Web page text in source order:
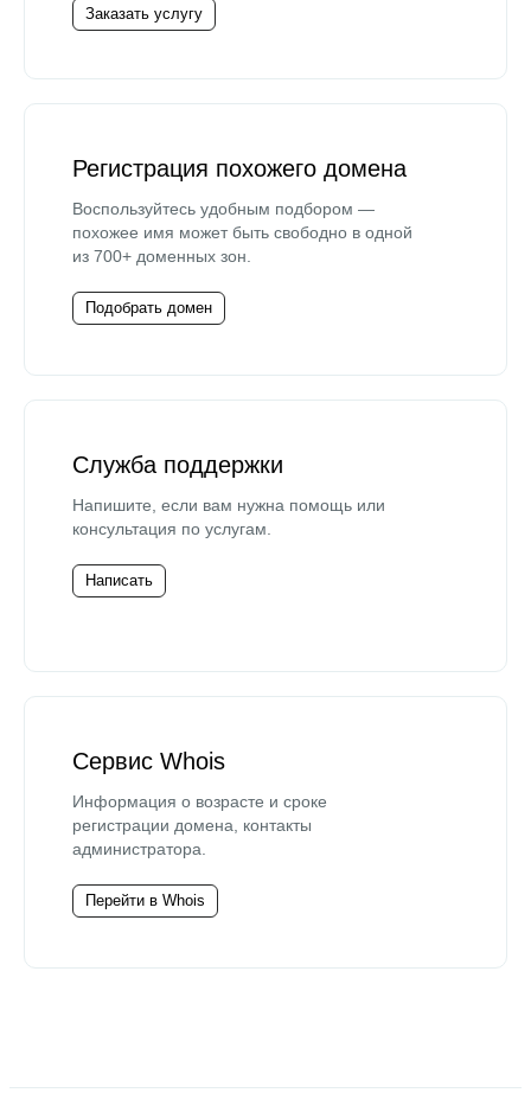
Заказать услугу
Регистрация похожего домена
Воспользуйтесь удобным подбором —
похожее имя может быть свободно в одной
из 700+ доменных зон.
Подобрать домен
Служба поддержки
Напишите, если вам нужна помощь или
консультация по услугам.
Написать
Сервис Whois
Информация о возрасте и сроке
регистрации домена, контакты
администратора.
Перейти в Whois